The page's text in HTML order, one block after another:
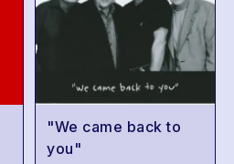
"We came back to
you"